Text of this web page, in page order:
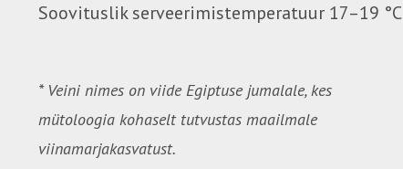
Soovituslik serveerimistemperatuur 17–19 °C
* Veini nimes on viide Egiptuse jumalale, kes
mütoloogia kohaselt tutvustas maailmale
viinamarjakasvatust.